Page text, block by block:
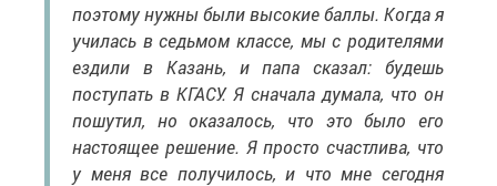
поэтому нужны были высокие баллы. Когда я
училась в седьмом классе, мы с родителями
ездили в Казань, и папа сказал: будешь
поступать в КГАСУ. Я сначала думала, что он
пошутил, но оказалось, что это было его
настоящее решение. Я просто счастлива, что
у меня все получилось, и что мне сегодня